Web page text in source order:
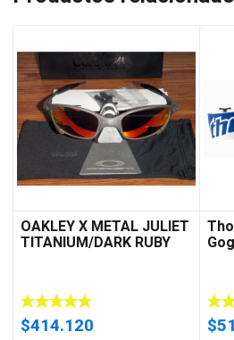
OAKLEY X METAL JULIET
TITANIUM/DARK RUBY
$414.120 $